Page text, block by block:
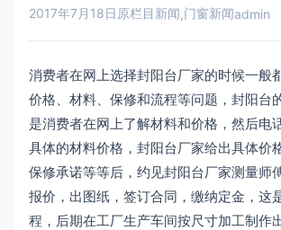
2017年7月18日 原栏目新闻,门窗新闻admin
消费者在网上选择封阳台厂家的时候一般
价格、材料、保修和流程等问题，封阳台
是消费者在网上了解材料和价格，然后电
具体的材料价格，封阳台厂家给出具体价
保修承诺等等后，约见封阳台厂家测量师
报价，出图纸，签订合同，缴纳定金，这
程，后期在工厂生产车间按尺寸加工制作